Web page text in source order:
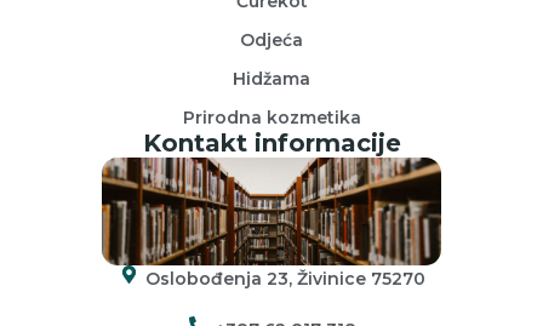
Odjeća
Hidžama
Prirodna kozmetika
Kontakt informacije
Oslobođenja 23, Živinice 75270